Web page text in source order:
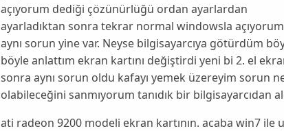
açıyorum dediği çözünürlüğü ordan ayarlardan
ayarladıktan sonra tekrar normal windowsla açıyorum
aynı sorun yine var. Neyse bilgisayarcıya götürdüm
böyle anlattım ekran kartını değiştirdi yeni bi 2. el
sonra aynı sorun oldu kafayı yemek üzereyim sorun
olabileceğini sanmıyorum tanıdık bir bilgisayarcıdan
ati radeon 9200 modeli ekran kartının. acaba win7